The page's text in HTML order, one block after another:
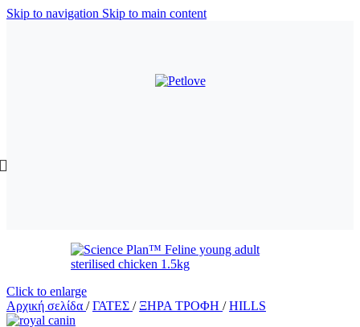
Skip to navigation Skip to main content
Click to enlarge
Αρχική σελίδα / ΓΑΤΕΣ / ΞΗΡΑ ΤΡΟΦΗ / HILLS